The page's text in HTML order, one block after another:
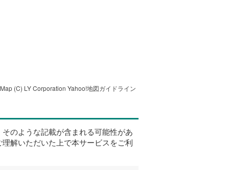
(C) LY Corporation Yahoo!地図ガイドライン
のような記載が含まれる可能性があ
解いただいた上で本サービスをご利